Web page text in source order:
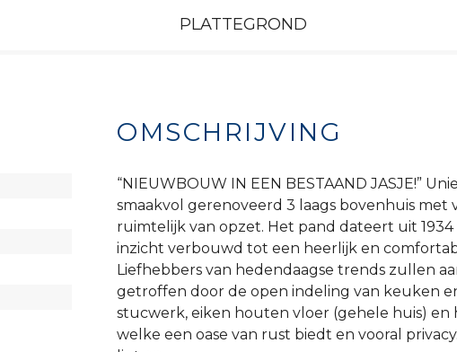
PLATTEGROND
OMSCHRIJVING
“NIEUWBOUW IN EEN BESTAAND JASJE!”
smaakvol gerenoveerd 3 laags bovenhuis met
ruimtelijk van opzet. Het pand dateert uit 1934
inzicht verbouwd tot een heerlijk en
Liefhebbers van hedendaagse trends zullen
getroffen door de open indeling van keuken
stucwerk, eiken houten vloer (gehele huis) en
welke een oase van rust biedt en vooral